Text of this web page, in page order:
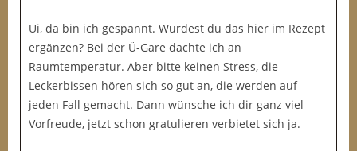
Ui, da bin ich gespannt. Würdest du das hier im Rezept
ergänzen? Bei der Ü-Gare dachte ich an
Raumtemperatur. Aber bitte keinen Stress, die
Leckerbissen hören sich so gut an, die werden auf
jeden Fall gemacht. Dann wünsche ich dir ganz viel
Vorfreude, jetzt schon gratulieren verbietet sich ja.